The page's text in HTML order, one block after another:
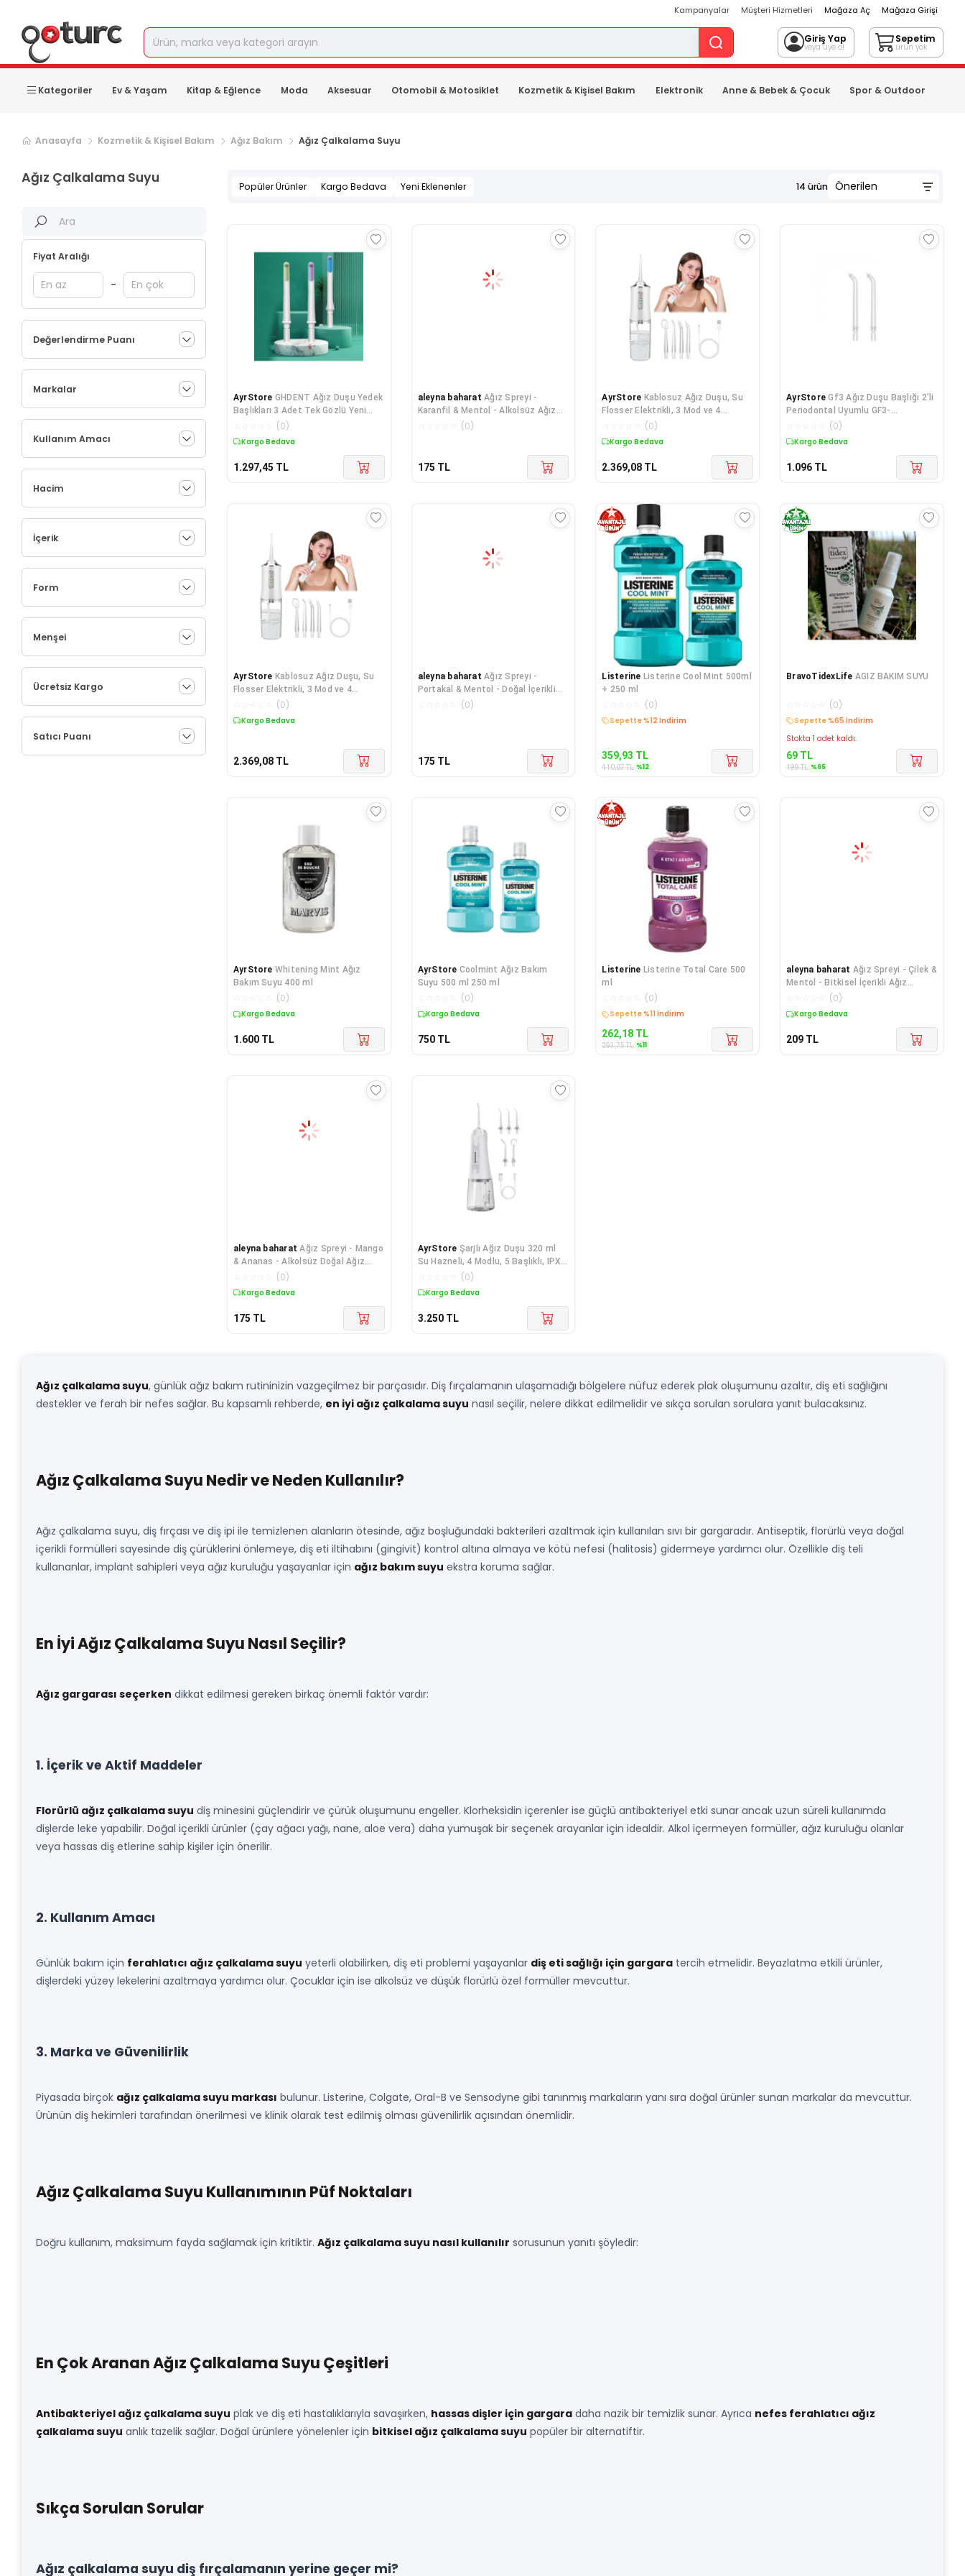
Kampanyalar Müşteri Hizmetleri Mağaza Aç Mağaza Girişi
Giriş Yap
veya üye ol
Sepetim
ürün yok
Kategoriler Ev & Yaşam Kitap & Eğlence Moda Aksesuar Otomobil & Motosiklet Kozmetik & Kişisel Bakım Elektronik Anne & Bebek & Çocuk Spor & Outdoor
Anasayfa Kozmetik & Kişisel Bakım Ağız Bakım Ağız Çalkalama Suyu
Ağız Çalkalama Suyu
Fiyat Aralığı
-
Değerlendirme Puanı
Markalar
Kullanım Amacı
Hacim
İçerik
Form
Menşei
Ücretsiz Kargo
Satıcı Puanı
Popüler Ürünler Kargo Bedava Yeni Eklenenler 14 ürün
AyrStore GHDENT Ağız Duşu Yedek
Başlıkları 3 Adet Tek Gözlü Yeni
(0)
Kargo Bedava
1.297,45 TL
aleyna baharat Ağız Spreyi -
Karanfil & Mentol - Alkolsüz Ağız
Spreyi Ferahlatıc
(0)
175 TL
AyrStore Kablosuz Ağız Duşu, Su
Flosser Elektrikli, 3 Mod ve 4
Başlıklı, Ağız Duşu, Test Birincisi
(0)
Kargo Bedava
2.369,08 TL
AyrStore Gf3 Ağız Duşu Başlığı 2'li
Periodontal Uyumlu GF3-
PERİODONTAL-NOZZLE
(0)
Kargo Bedava
1.096 TL
AyrStore Kablosuz Ağız Duşu, Su
Flosser Elektrikli, 3 Mod ve 4
Başlıklı, Ağız Duşu, Test Birincisi
(0)
Kargo Bedava
2.369,08 TL
aleyna baharat Ağız Spreyi -
Portakal & Mentol - Doğal İçerikli
Ağız Kokusu Önle
(0)
175 TL
Listerine Listerine Cool Mint 500ml
+ 250 ml
(0)
Sepette %12 İndirim
359,93 TL
410,07TL %12
BravoTidexLife AGIZ BAKIM SUYU
(0)
Sepette %65 İndirim
Stokta 1 adet kaldı.
69 TL
199TL %65
AyrStore Whitening Mint Ağız
Bakım Suyu 400 ml
(0)
Kargo Bedava
1.600 TL
AyrStore Coolmint Ağız Bakım
Suyu 500 ml 250 ml
(0)
Kargo Bedava
750 TL
Listerine Listerine Total Care 500
ml
(0)
Sepette %11 İndirim
262,18 TL
293,75TL %11
aleyna baharat Ağız Spreyi - Çilek &
Mentol - Bitkisel İçerikli Ağız
Kokusu Önle
(0)
Kargo Bedava
209 TL
aleyna baharat Ağız Spreyi - Mango
& Ananas - Alkolsüz Doğal Ağız
Kokusu Gideric
(0)
Kargo Bedava
175 TL
AyrStore Şarjlı Ağız Duşu 320 ml
Su Hazneli, 4 Modlu, 5 Başlıklı, IPX7
Su Geçirmez, Type-C Şarjlı
(0)
Kargo Bedava
3.250 TL
Ağız çalkalama suyu, günlük ağız bakım rutininizin vazgeçilmez bir parçasıdır. Diş fırçalamanın ulaşamadığı bölgelere nüfuz ederek plak oluşumunu azaltır, diş eti sağlığını
destekler ve ferah bir nefes sağlar. Bu kapsamlı rehberde, en iyi ağız çalkalama suyu nasıl seçilir, nelere dikkat edilmelidir ve sıkça sorulan sorulara yanıt bulacaksınız.
Ağız Çalkalama Suyu Nedir ve Neden Kullanılır?
Ağız çalkalama suyu, diş fırçası ve diş ipi ile temizlenen alanların ötesinde, ağız boşluğundaki bakterileri azaltmak için kullanılan sıvı bir gargaradır. Antiseptik, florürlü veya doğal
içerikli formülleri sayesinde diş çürüklerini önlemeye, diş eti iltihabını (gingivit) kontrol altına almaya ve kötü nefesi (halitosis) gidermeye yardımcı olur. Özellikle diş teli
kullananlar, implant sahipleri veya ağız kuruluğu yaşayanlar için ağız bakım suyu ekstra koruma sağlar.
En İyi Ağız Çalkalama Suyu Nasıl Seçilir?
Ağız gargarası seçerken dikkat edilmesi gereken birkaç önemli faktör vardır:
1. İçerik ve Aktif Maddeler
Florürlü ağız çalkalama suyu diş minesini güçlendirir ve çürük oluşumunu engeller. Klorheksidin içerenler ise güçlü antibakteriyel etki sunar ancak uzun süreli kullanımda
dişlerde leke yapabilir. Doğal içerikli ürünler (çay ağacı yağı, nane, aloe vera) daha yumuşak bir seçenek arayanlar için idealdir. Alkol içermeyen formüller, ağız kuruluğu olanlar
veya hassas diş etlerine sahip kişiler için önerilir.
2. Kullanım Amacı
Günlük bakım için ferahlatıcı ağız çalkalama suyu yeterli olabilirken, diş eti problemi yaşayanlar diş eti sağlığı için gargara tercih etmelidir. Beyazlatma etkili ürünler,
dişlerdeki yüzey lekelerini azaltmaya yardımcı olur. Çocuklar için ise alkolsüz ve düşük florürlü özel formüller mevcuttur.
3. Marka ve Güvenilirlik
Piyasada birçok ağız çalkalama suyu markası bulunur. Listerine, Colgate, Oral-B ve Sensodyne gibi tanınmış markaların yanı sıra doğal ürünler sunan markalar da mevcuttur.
Ürünün diş hekimleri tarafından önerilmesi ve klinik olarak test edilmiş olması güvenilirlik açısından önemlidir.
Ağız Çalkalama Suyu Kullanımının Püf Noktaları
Doğru kullanım, maksimum fayda sağlamak için kritiktir. Ağız çalkalama suyu nasıl kullanılır sorusunun yanıtı şöyledir:
En Çok Aranan Ağız Çalkalama Suyu Çeşitleri
Antibakteriyel ağız çalkalama suyu plak ve diş eti hastalıklarıyla savaşırken, hassas dişler için gargara daha nazik bir temizlik sunar. Ayrıca nefes ferahlatıcı ağız
çalkalama suyu anlık tazelik sağlar. Doğal ürünlere yönelenler için bitkisel ağız çalkalama suyu popüler bir alternatiftir.
Sıkça Sorulan Sorular
Ağız çalkalama suyu diş fırçalamanın yerine geçer mi?